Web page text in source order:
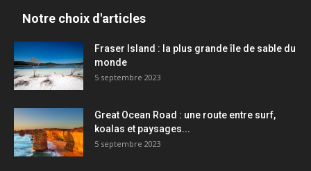
Notre choix d'articles
Fraser Island : la plus grande île de sable du
monde
5 septembre 2023
Great Ocean Road : une route entre surf,
koalas et paysages...
5 septembre 2023